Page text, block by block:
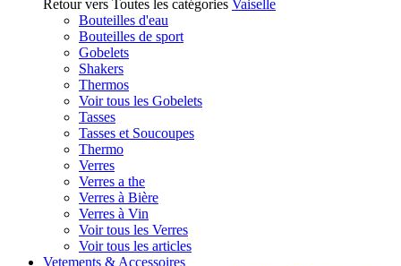
Retour vers Toutes les catégories Vaiselle
Bouteilles d'eau
Bouteilles de sport
Gobelets
Shakers
Thermos
Voir tous les Gobelets
Tasses
Tasses et Soucoupes
Thermo
Verres
Verres a the
Verres à Bière
Verres à Vin
Voir tous les Verres
Voir tous les articles
Vetements & Accessoires